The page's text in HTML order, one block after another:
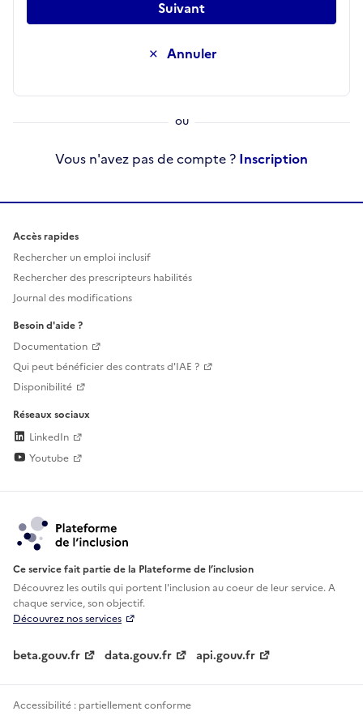
Annuler
Suivant
Vous n'avez pas de compte ? Inscription
Accès rapides
Rechercher un emploi inclusif
Rechercher des prescripteurs habilités
Journal des modifications
Besoin d'aide ?
Documentation
Qui peut bénéficier des contrats d'IAE ?
Disponibilité
Réseaux sociaux
LinkedIn
Youtube
Ce service fait partie de la Plateforme de l’inclusion
Découvrez les outils qui portent l'inclusion aucoeur de leur service. A
chaque service, son objectif.
Découvrez nos services
beta.gouv.fr data.gouv.fr api.gouv.fr
Accessibilité : partiellement conforme